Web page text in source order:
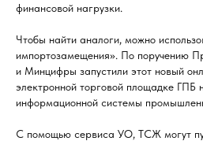
финансовой нагрузки.
Чтобы найти аналоги, можно
импортозамещения». По поручению
и Минцифры запустили этот новый
электронной торговой площадке ГПБ
информационной системы
С помощью сервиса УО, ТСЖ могут